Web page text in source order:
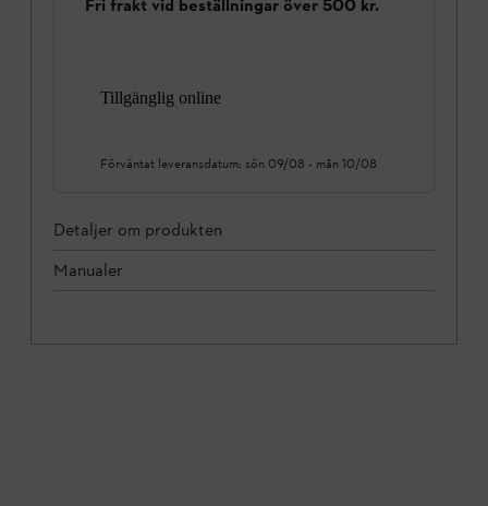
Fri frakt vid beställningar över 500 kr.
Tillgänglig online
Förväntat leveransdatum: sön 09/08 - mån 10/08
Detaljer om produkten
Manualer